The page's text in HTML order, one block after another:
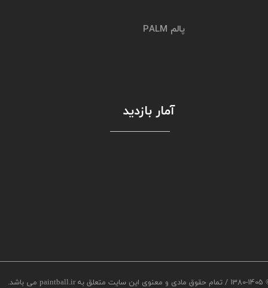
1380-1405
/ تمام حقوق مادی و معنوی این سایت متعلق به paintball.ir می باشد.
پالم PALM
آمار بازدید